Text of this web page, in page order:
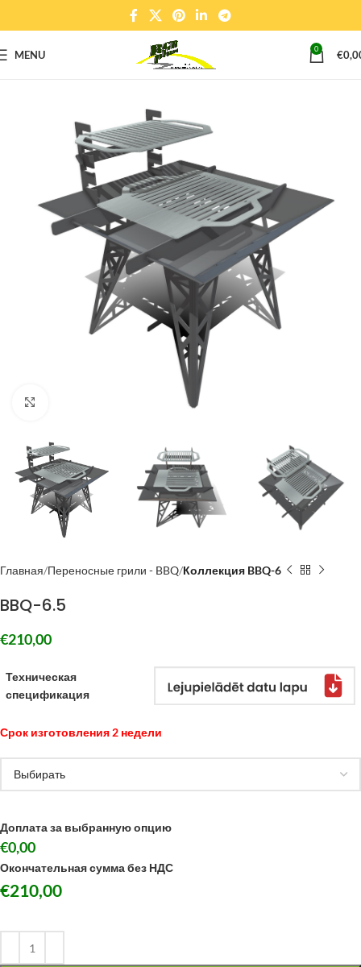
MENU 0 €
Главная Переносные грили - BBQ Коллекция BBQ-6
BBQ-6.5
€210,00
Техническая
спецификация
Срок изготовления 2 недели
Доплата за выбранную опцию
€0,00
Окончательная сумма без НДС
€210,00